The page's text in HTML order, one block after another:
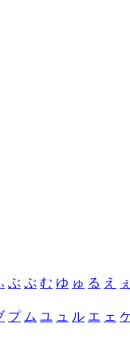
ぶ ぷ む ゆ ゅ る え ぇ
プ ム ユ ュ ル エ ェ